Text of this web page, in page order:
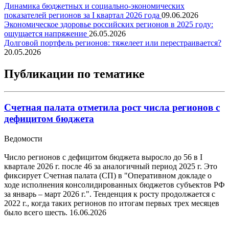
Динамика бюджетных и социально-экономических
показателей регионов за I квартал 2026 года 09.06.2026
Экономическое здоровье российских регионов в 2025 году:
ощущается напряжение 26.05.2026
Долговой портфель регионов: тяжелеет или перестраивается?
20.05.2026
Публикации по тематике
Счетная палата отметила рост числа регионов с
дефицитом бюджета
Ведомости
Число регионов с дефицитом бюджета выросло до 56 в I
квартале 2026 г. после 46 за аналогичный период 2025 г. Это
фиксирует Счетная палата (СП) в "Оперативном докладе о
ходе исполнения консолидированных бюджетов субъектов РФ
за январь – март 2026 г.". Тенденция к росту продолжается с
2022 г., когда таких регионов по итогам первых трех месяцев
было всего шесть. 16.06.2026